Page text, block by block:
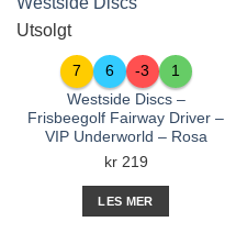
Utsolgt
7 6 -3
1
Westside Discs –
Frisbeegolf Fairway Driver –
VIP Underworld – Rosa
kr219
LES MER